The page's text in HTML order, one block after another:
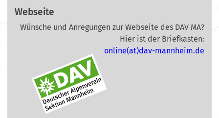
Webseite
Wünsche und Anregungen zur Webseite des DAV MA?
Hier ist der Briefkasten:
online(at)dav-mannheim.de